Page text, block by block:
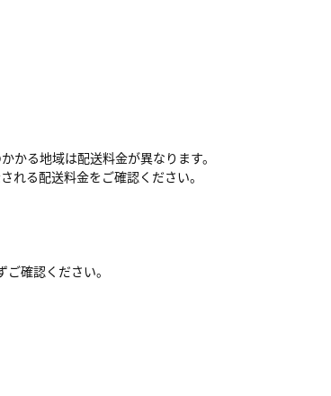
かる地域は配送料金が異なります。
れる配送料金をご確認ください。
確認ください。